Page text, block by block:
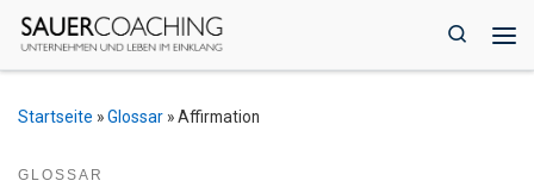
Zum Inhalt springen
Search
Startseite »Glossar »Affirmation
GLOSSAR